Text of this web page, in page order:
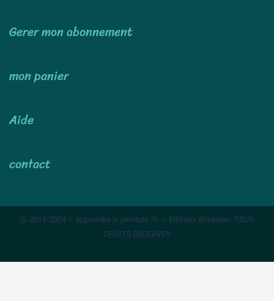
Gerer mon abonnement
mon panier
Aide
contact
@ 2016-2024 – Apprendre la peinture .fr – Editions Almeisan TOUS
DROITS RESERVES